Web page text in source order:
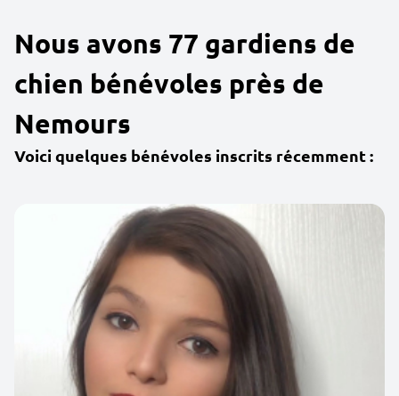
Nous avons 77 gardiens de
chien bénévoles près de
Nemours
Voici quelques bénévoles inscrits récemment :